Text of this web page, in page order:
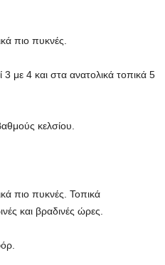
πιο πυκνές.
3 με 4 και στα ανατολικά τοπικά 5
κελσίου.
πιο πυκνές. Τοπικά
και βραδινές ώρες.